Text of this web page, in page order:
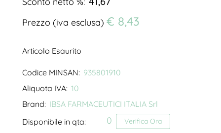
Prezzo (iva esclusa) € 8,43
Articolo Esaurito
Codice MINSAN: 935801910
Aliquota IVA: 10
Brand: IBSA FARMACEUTICI ITALIA Srl
Disponibile in qta:
Verifica Ora
0